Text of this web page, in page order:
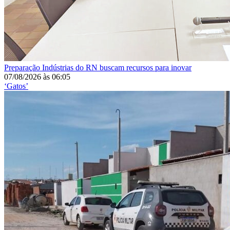
Preparação Indústrias do RN buscam recursos para inovar
07/08/2026 às 06:05
‘Gatos’